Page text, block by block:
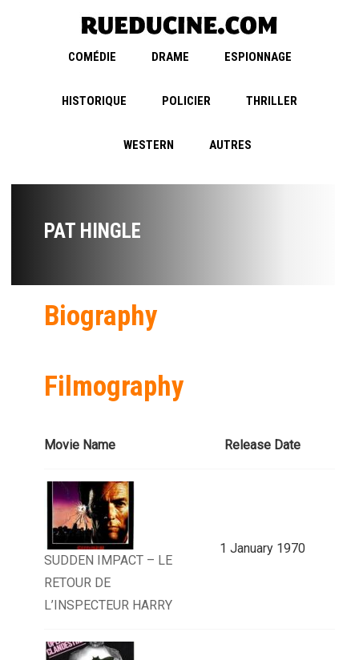
COMÉDIE DRAME ESPIONNAGE
HISTORIQUE POLICIER THRILLER
WESTERN AUTRES
PAT HINGLE
Biography
Filmography
Movie Name Release Date
SUDDEN IMPACT – LE
RETOUR DE
L’INSPECTEUR HARRY
1 January 1970